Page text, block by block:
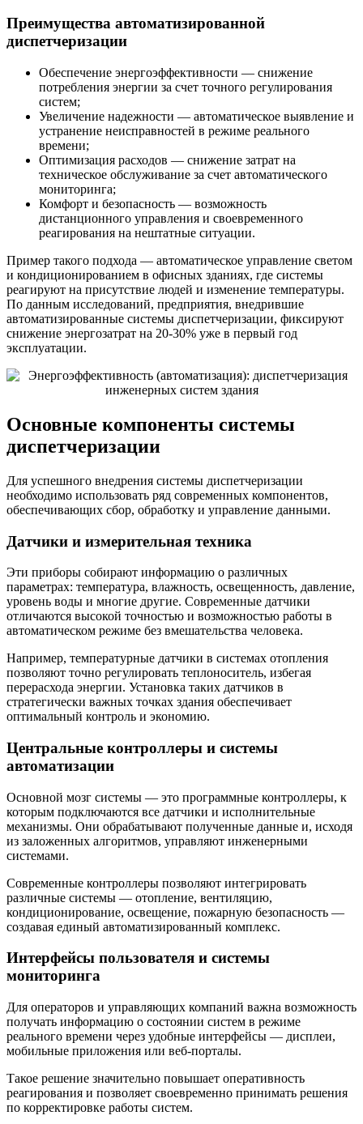
Преимущества автоматизированной
диспетчеризации
Обеспечение энергоэффективности — снижение
потребления энергии за счет точного регулирования
систем;
Увеличение надежности — автоматическое выявление и
устранение неисправностей в режиме реального
времени;
Оптимизация расходов — снижение затрат на
техническое обслуживание за счет автоматического
мониторинга;
Комфорт и безопасность — возможность
дистанционного управления и своевременного
реагирования на нештатные ситуации.
Пример такого подхода — автоматическое управление светом
и кондиционированием в офисных зданиях, где системы
реагируют на присутствие людей и изменение температуры.
По данным исследований, предприятия, внедрившие
автоматизированные системы диспетчеризации, фиксируют
снижение энергозатрат на 20-30% уже в первый год
эксплуатации.
Основные компоненты системы
диспетчеризации
Для успешного внедрения системы диспетчеризации
необходимо использовать ряд современных компонентов,
обеспечивающих сбор, обработку и управление данными.
Датчики и измерительная техника
Эти приборы собирают информацию о различных
параметрах: температура, влажность, освещенность, давление,
уровень воды и многие другие. Современные датчики
отличаются высокой точностью и возможностью работы в
автоматическом режиме без вмешательства человека.
Например, температурные датчики в системах отопления
позволяют точно регулировать теплоноситель, избегая
перерасхода энергии. Установка таких датчиков в
стратегически важных точках здания обеспечивает
оптимальный контроль и экономию.
Центральные контроллеры и системы
автоматизации
Основной мозг системы — это программные контроллеры, к
которым подключаются все датчики и исполнительные
механизмы. Они обрабатывают полученные данные и, исходя
из заложенных алгоритмов, управляют инженерными
системами.
Современные контроллеры позволяют интегрировать
различные системы — отопление, вентиляцию,
кондиционирование, освещение, пожарную безопасность —
создавая единый автоматизированный комплекс.
Интерфейсы пользователя и системы
мониторинга
Для операторов и управляющих компаний важна возможность
получать информацию о состоянии систем в режиме
реального времени через удобные интерфейсы — дисплеи,
мобильные приложения или веб-порталы.
Такое решение значительно повышает оперативность
реагирования и позволяет своевременно принимать решения
по корректировке работы систем.